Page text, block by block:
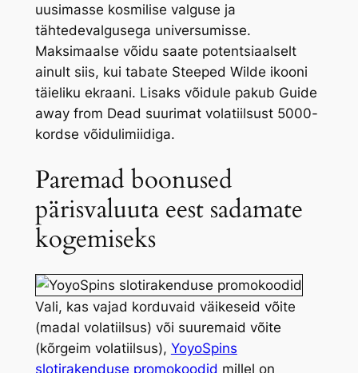
uusimasse kosmilise valguse ja
tähtedevalgusega universumisse.
Maksimaalse võidu saate potentsiaalselt
ainult siis, kui tabate Steeped Wilde ikooni
täieliku ekraani. Lisaks võidule pakub Guide
away from Dead suurimat volatiilsust 5000-
kordse võidulimiidiga.
Paremad boonused
pärisvaluuta eest sadamate
kogemiseks
Vali, kas vajad korduvaid väikeseid võite
(madal volatiilsus) või suuremaid võite
(kõrgeim volatiilsus), YoyoSpins
slotirakenduse promokoodid millel on